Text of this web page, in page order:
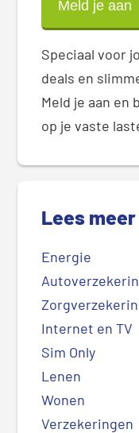
Speciaal voor
deals en
Meld je aan en
op je vaste
Lees
Energie
Internet en TV
Sim Only
Lenen
Wonen
Verzekeringen